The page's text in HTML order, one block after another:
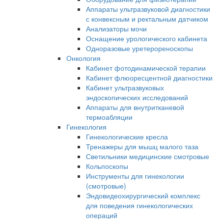
Аппараты ультразвуковой диагностики
с конвексным и ректальным датчиком
Анализаторы мочи
Оснащение урологического кабинета
Одноразовые уретерореноскопы
Онкология
Кабинет фотодинамической терапии
Кабинет флюоресцентной диагностики
Кабинет ультразвуковых
эндоскопических исследований
Аппараты для внутритканевой
термоабляции
Гинекология
Гинекологические кресла
Тренажеры для мышц малого таза
Светильники медицинские смотровые
Кольпоскопы
Инструменты для гинекологии
(смотровые)
Эндовидеохирургический комплекс
для поведения гинекологических
операций